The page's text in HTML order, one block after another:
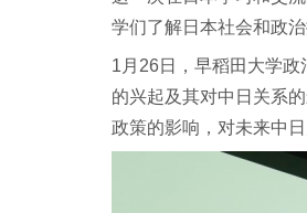
学们了解日本社会和政治
1月26日，早稻田大学
的兴起及其对中日关系
政策的影响，对未来中日